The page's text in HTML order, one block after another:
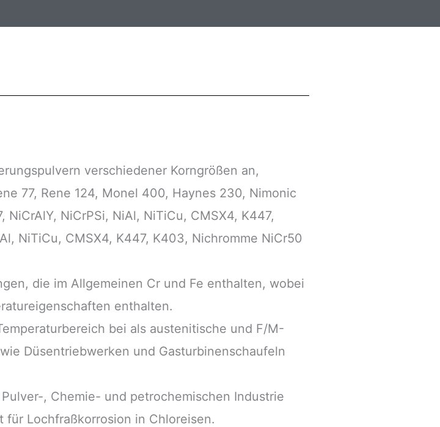
verschiedener Korngrößen an,
77, Rene 124, Monel 400, Haynes 230, Nimonic
NiCrPSi, NiAl, NiTiCu, CMSX4, K447,
NiTiCu, CMSX4, K447, K403, Nichromme NiCr50
die im Allgemeinen Cr und Fe enthalten, wobei
enthalten.
bei als austenitische und F/M-
Düsentriebwerken und Gasturbinenschaufeln
, Chemie- und petrochemischen Industrie
Lochfraßkorrosion in Chloreisen.